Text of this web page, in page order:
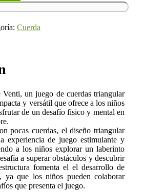
Cuerda
Venti, un juego de cuerdas triangular
y versátil que ofrece a los niños
de un desafío físico y mental en
pocas cuerdas, el diseño triangular
experiencia de juego estimulante y
a los niños explorar un laberinto
a superar obstáculos y descubrir
fomenta el el desarrollo de
ya que los niños pueden colaborar
que presenta el juego.